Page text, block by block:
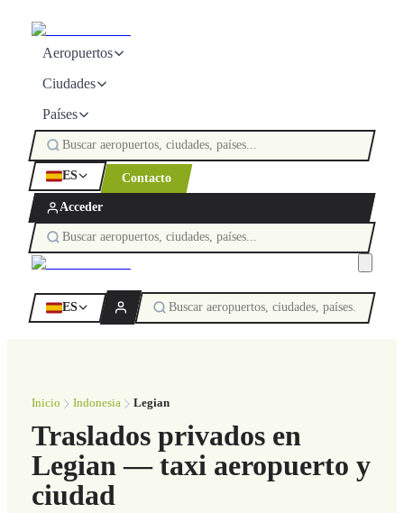
Aeropuertos
Ciudades
Países
ES Contacto
Acceder
ES
Inicio Indonesia Legian
Traslados privados en
Legian — taxi aeropuerto y
ciudad